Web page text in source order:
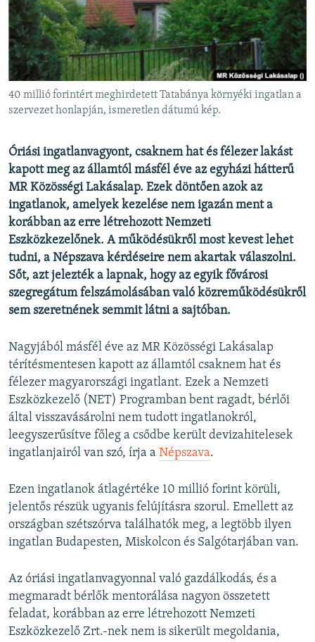
VILÁG
KLÍMAVÁLTOZÁS
A MÚLT TANULSÁGAI
KÖVESSEN MINKET!
Valamennyi RFE/RL weboldal
40 millió forintért meghirdetett Tatabánya környéki ingatlan a
szervezet honlapján, ismeretlen dátumú kép.
Óriási ingatlanvagyont, csaknem hat és félezer lakást
kapott meg az államtól másfél éve az egyházi hátterű
MR Közösségi Lakásalap. Ezek döntően azok az
ingatlanok, amelyek kezelése nem igazán ment a
korábban az erre létrehozott Nemzeti
Eszközkezelőnek. A működésükről most kevest lehet
tudni, a Népszava kérdéseire nem akartak válaszolni.
Sőt, azt jelezték a lapnak, hogy az egyik fővárosi
szegregátum felszámolásában való közreműködésükről
sem szeretnének semmit látni a sajtóban.
Nagyjából másfél éve az MR Közösségi Lakásalap
térítésmentesen kapott az államtól csaknem hat és
félezer magyarországi ingatlant. Ezek a Nemzeti
Eszközkezelő (NET) Programban bent ragadt, bérlői
által visszavásárolni nem tudott ingatlanokról,
leegyszerűsítve főleg a csődbe került devizahitelesek
ingatlanjairól van szó, írja a Népszava.
Ezen ingatlanok átlagértéke 10 millió forint körüli,
jelentős részük ugyanis felújításra szorul. Emellett az
országban szétszórva találhatók meg, a legtöbb ilyen
ingatlan Budapesten, Miskolcon és Salgótarjában van.
Az óriási ingatlanvagyonnal való gazdálkodás, és a
megmaradt bérlők mentorálása nagyon összetett
feladat, korábban az erre létrehozott Nemzeti
Eszközkezelő Zrt.-nek nem is sikerült megoldania,